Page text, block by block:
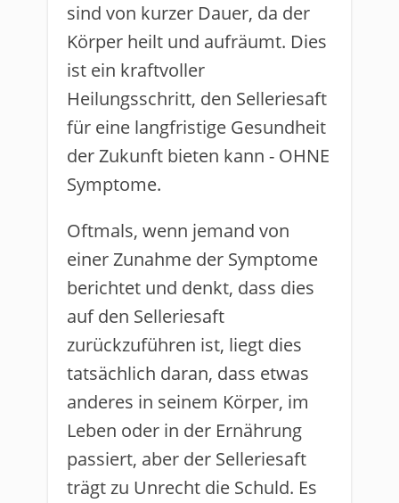
sind von kurzer Dauer, da der
Körper heilt und aufräumt. Dies
ist ein kraftvoller
Heilungsschritt, den Selleriesaft
für eine langfristige Gesundheit
der Zukunft bieten kann - OHNE
Symptome.
Oftmals, wenn jemand von
einer Zunahme der Symptome
berichtet und denkt, dass dies
auf den Selleriesaft
zurückzuführen ist, liegt dies
tatsächlich daran, dass etwas
anderes in seinem Körper, im
Leben oder in der Ernährung
passiert, aber der Selleriesaft
trägt zu Unrecht die Schuld. Es